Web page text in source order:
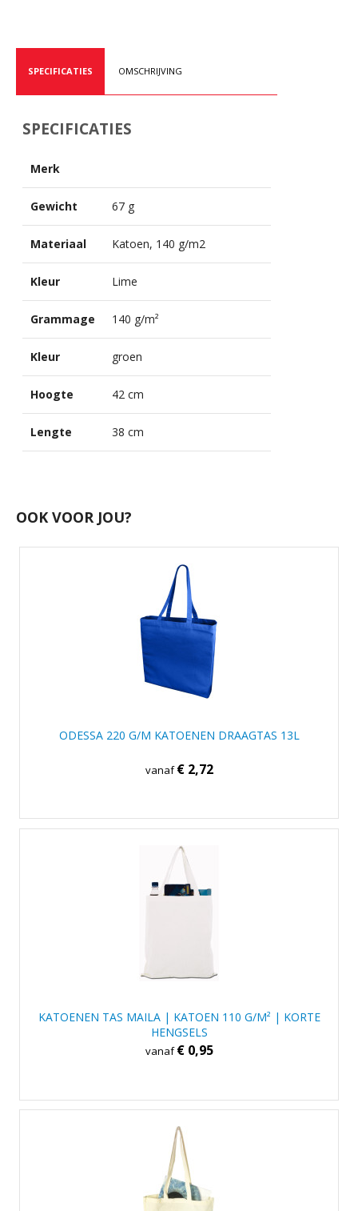
SPECIFICATIES OMSCHRIJVING
SPECIFICATIES
Merk
Gewicht 67 g
Materiaal Katoen, 140 g/m2
Kleur Lime
Grammage 140 g/m²
Kleur groen
Hoogte 42 cm
Lengte 38 cm
OOK VOOR JOU?
ODESSA 220 G/M KATOENEN DRAAGTAS 13L
vanaf€ 2,72
KATOENEN TAS MAILA | KATOEN 110 G/M² | KORTE
HENGSELS
vanaf€ 0,95